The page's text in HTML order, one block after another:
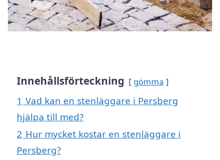
Innehållsförteckning gömma
1 Vad kan en stenläggare i Persberg
hjälpa till med?
2 Hur mycket kostar en stenläggare i
Persberg?